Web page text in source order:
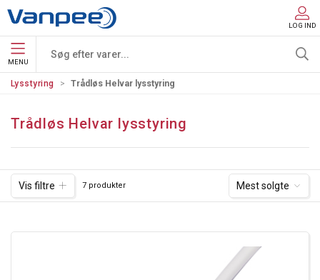
LOG IND
MENU
Lysstyring Trådløs Helvar lysstyring
Trådløs Helvar lysstyring
Vis filtre 7 produkter Mest solgte